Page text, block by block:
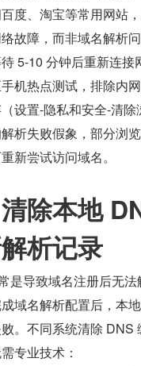
度、淘宝等常用网站
故障，而非域名解析
5-10 分钟后重新连接
机热点测试，排除内
设置-隐私和安全-清除
析失败假象，部分浏
新尝试访问域名。
除本地
析记录
是导致域名注册后无
域名解析配置后，本
。不同系统清除 DNS
专业技术：